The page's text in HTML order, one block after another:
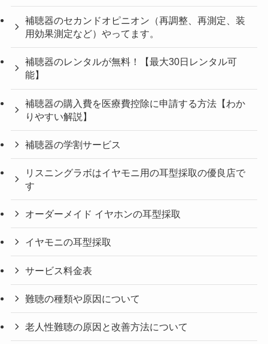
補聴器のセカンドオピニオン（再調整、再測定、装
用効果測定など）やってます。
補聴器のレンタルが無料！【最大30日レンタル可
能】
補聴器の購入費を医療費控除に申請する方法【わか
りやすい解説】
補聴器の学割サービス
リスニングラボはイヤモニ用の耳型採取の優良店で
す
オーダーメイド イヤホンの耳型採取
イヤモニの耳型採取
サービス料金表
難聴の種類や原因について
老人性難聴の原因と改善方法について